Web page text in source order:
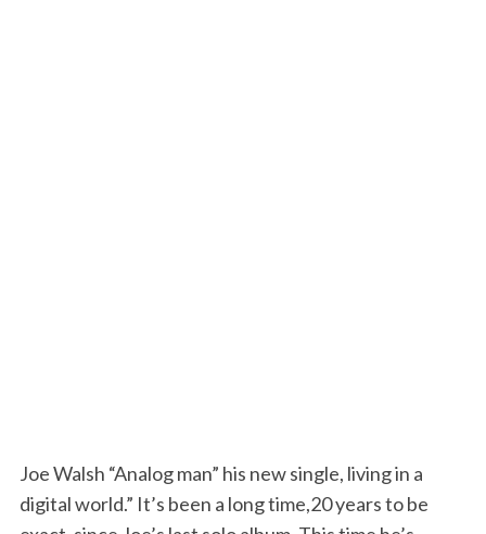
Joe Walsh “Analog man” his new single, living in a
digital world.” It’s been a long time,20 years to be